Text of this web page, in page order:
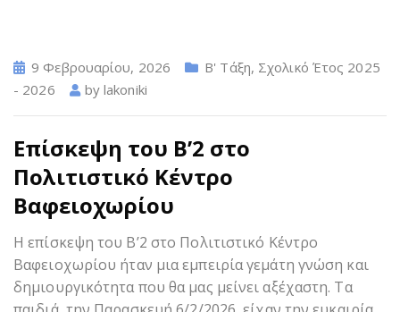
9 Φεβρουαρίου, 2026 Β' Τάξη, Σχολικό Έτος 2025
- 2026
bylakoniki
Επίσκεψη του Β’2 στο
Πολιτιστικό Κέντρο
Βαφειοχωρίου
Η επίσκεψη του Β’2 στο Πολιτιστικό Κέντρο
Βαφειοχωρίου ήταν μια εμπειρία γεμάτη γνώση και
δημιουργικότητα που θα μας μείνει αξέχαστη. Τα